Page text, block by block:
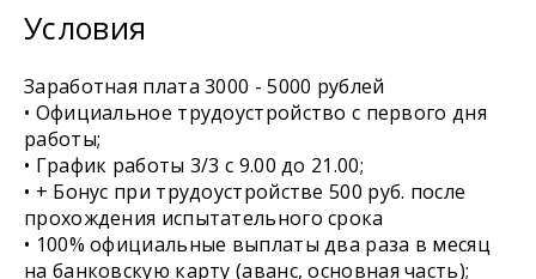
Условия
Заработная плата 3000 - 5000 рублей
• Официальное трудоустройство с первого дня
работы;
• График работы 3/3 c 9.00 до 21.00;
• + Бонус при трудоустройстве 500 руб. после
прохождения испытательного срока
• 100% официальные выплаты два раза в месяц
на банковскую карту (аванс, основная часть);